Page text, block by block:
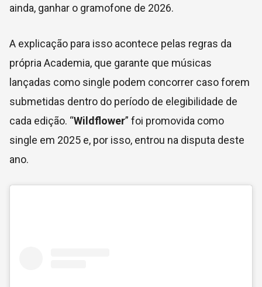
ainda, ganhar o gramofone de 2026.
A explicação para isso acontece pelas regras da
própria Academia, que garante que músicas
lançadas como single podem concorrer caso forem
submetidas dentro do período de elegibilidade de
cada edição. “Wildflower” foi promovida como
single em 2025 e, por isso, entrou na disputa deste
ano.